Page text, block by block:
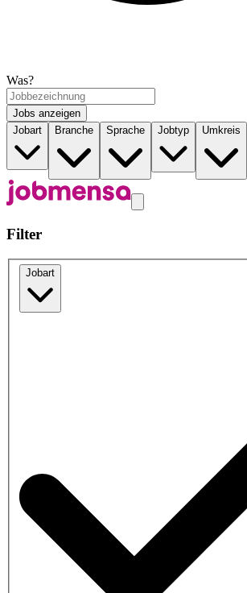
Was?
Jobs anzeigen
Jobart
Branche Sprache Jobtyp Umkreis
Filter
Jobart